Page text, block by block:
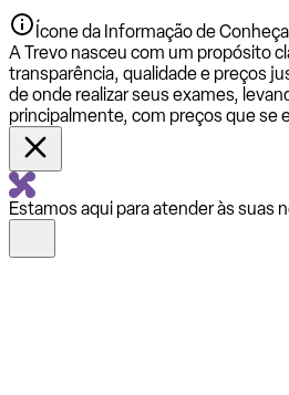
Ícone da Informação de Conheça
A Trevo nasceu com um propósito
transparência, qualidade e preços
de onde realizar seus exames,
principalmente, com preços que se
Estamos aqui para atender às suas